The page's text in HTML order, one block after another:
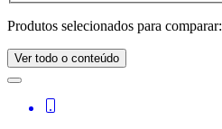
Produtos selecionados para comparar:
Ver todo o conteúdo